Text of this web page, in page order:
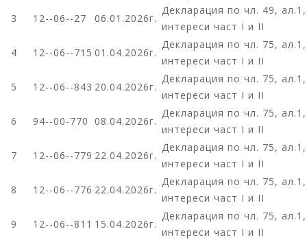
3
12--06--27 06.01.2026г.
Декларация по чл. 49,
интереси част I и II
4
12--06--715 01.04.2026г.
Декларация по чл. 75,
интереси част I и II
5
12--06--843 20.04.2026г.
Декларация по чл. 75,
интереси част I и II
6
94--00-770 08.04.2026г.
Декларация по чл. 75,
интереси част I и II
7
12--06--779 22.04.2026г.
Декларация по чл. 75,
интереси част I и II
8
12--06--776 22.04.2026г.
Декларация по чл. 75,
интереси част I и II
9
12--06--811 15.04.2026г.
Декларация по чл. 75,
интереси част I и II